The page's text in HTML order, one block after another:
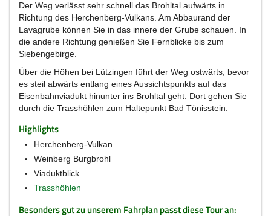
Der Weg verlässt sehr schnell das Brohltal aufwärts in
Richtung des Herchenberg-Vulkans. Am Abbaurand der
Lavagrube können Sie in das innere der Grube schauen. In
die andere Richtung genießen Sie Fernblicke bis zum
Siebengebirge.
Über die Höhen bei Lützingen führt der Weg ostwärts, bevor
es steil abwärts entlang eines Aussichtspunkts auf das
Eisenbahnviadukt hinunter ins Brohltal geht. Dort gehen Sie
durch die Trasshöhlen zum Haltepunkt Bad Tönisstein.
Highlights
Herchenberg-Vulkan
Weinberg Burgbrohl
Viaduktblick
Trasshöhlen
Besonders gut zu unserem Fahrplan passt diese Tour an: